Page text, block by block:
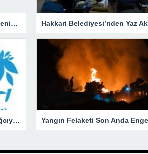
Kayıp Dağcı Işık’ın Cansız Bedenine Ulaşıldı!
Hakkari Valiliği’nden Kayıp Dağcıya İlişkin Açıklama!